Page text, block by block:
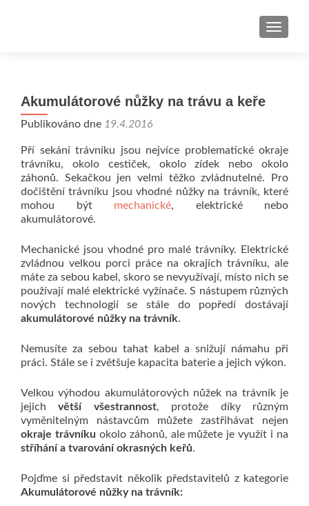
Akumulátorové nůžky na trávu a keře
Publikováno dne 19.4.2016
Pří sekání trávníku jsou nejvíce problematické okraje
trávníku, okolo cestiček, okolo zídek nebo okolo
záhonů. Sekačkou jen velmi těžko zvládnutelné. Pro
dočištění trávníku jsou vhodné nůžky na trávník, které
mohou býtmechanické, elektrické nebo
akumulátorové.
Mechanické jsou vhodné pro malé trávníky. Elektrické
zvládnou velkou porci práce na okrajích trávníku, ale
máte za sebou kabel, skoro se nevyužívají, místo nich se
používají malé elektrické vyžínače. S nástupem různých
nových technologií se stále do popředí dostávají
akumulátorové nůžky na trávník.
Nemusíte za sebou tahat kabel a snižují námahu při
práci. Stále se i zvětšuje kapacita baterie a jejich výkon.
Velkou výhodou akumulátorových nůžek na trávník je
jejichvětší všestrannost, protože díky různým
vyměnitelným nástavcům můžete zastřihávat nejen
okraje trávníku okolo záhonů, ale můžete je využít i na
stříhání a tvarování okrasných keřů.
Pojďme si představit několik představitelů z kategorie
Akumulátorové nůžky na trávník: